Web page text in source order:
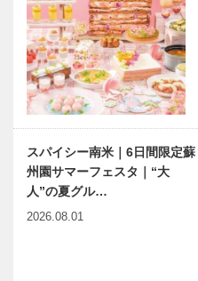
スパイシー南米｜6日間限定蘇
州園サマーフェスタ｜“大
人”の夏グル…
2026.08.01